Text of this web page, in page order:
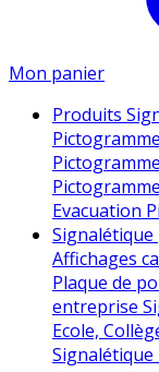
Mon panier
Produits
Evacuation
Affichages
Plaque de
entreprise
Ecole,